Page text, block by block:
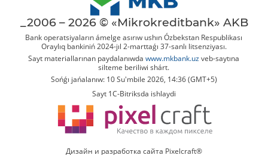
_2006 – 2026 © «Mikrokreditbank» AKB
Bank operatsiyaların ámelge asırıw ushın Ózbekstan Respublikası
Oraylıq bankiniń 2024-jıl 2-marttaǵı 37-sanlı litsenziyası.
Sayt materiallarınan paydalanıwdawww.mkbank.uz veb-saytına
silteme beriliwi shárt.
Sońǵı jańalanıw: 10 Su'mbile 2026, 14:36 (GMT+5)
Sayt 1C-Bitriksda ishlaydi
Дизайн и разработка сайта Pixelcraft®